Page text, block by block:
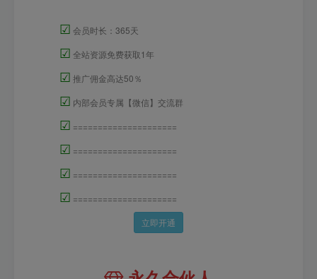
☑ 会员时长：365天
☑ 全站资源免费获取1年
☑ 推广佣金高达50％
☑ 内部会员专属【微信】交流群
☑ =====================
☑ =====================
☑ =====================
☑ =====================
立即开通